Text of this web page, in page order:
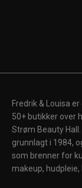
Fredrik & Louisa
50+ butikker over
Strøm Beauty
grunnlagt i 1984,
som brenner for
makeup,